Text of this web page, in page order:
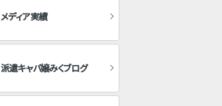
メディア実績
派遣キャバ嬢みくブログ